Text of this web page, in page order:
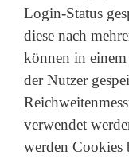
Login-Status
diese nach
können in
der Nutzer
verwendet
werden Cookies